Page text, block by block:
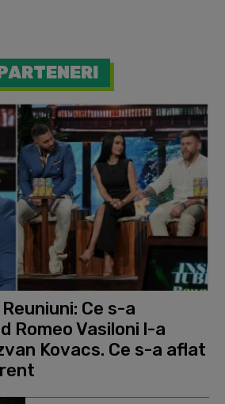
Ce s-a
Romeo Vasiloni l-a
Kovacs. Ce s-a aflat